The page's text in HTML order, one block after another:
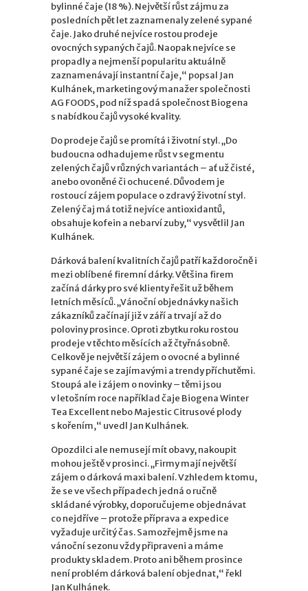
bylinné čaje (18 %). Největší růst zájmu za
posledních pět let zaznamenaly zelené sypané
čaje. Jako druhé nejvíce rostou prodeje
ovocných sypaných čajů. Naopak nejvíce se
propadly a nejmenší popularitu aktuálně
zaznamenávají instantní čaje,“ popsal Jan
Kulhánek, marketingový manažer společnosti
AG FOODS, pod níž spadá společnost Biogena
s nabídkou čajů vysoké kvality.
Do prodeje čajů se promítá i životní styl. „Do
budoucna odhadujeme růst v segmentu
zelených čajů v různých variantách – ať už čisté,
anebo ovoněné či ochucené. Důvodem je
rostoucí zájem populace o zdravý životní styl.
Zelený čaj má totiž nejvíce antioxidantů,
obsahuje kofein a nebarví zuby,“ vysvětlil Jan
Kulhánek.
Dárková balení kvalitních čajů patří každoročně i
mezi oblíbené firemní dárky. Většina firem
začíná dárky pro své klienty řešit už během
letních měsíců. „Vánoční objednávky našich
zákazníků začínají již v září a trvají až do
poloviny prosince. Oproti zbytku roku rostou
prodeje v těchto měsících až čtyřnásobně.
Celkově je největší zájem o ovocné a bylinné
sypané čaje se zajímavými a trendy příchutěmi.
Stoupá ale i zájem o novinky – těmi jsou
v letošním roce například čaje Biogena Winter
Tea Excellent nebo Majestic Citrusové plody
s kořením,“ uvedl Jan Kulhánek.
Opozdilci ale nemusejí mít obavy, nakoupit
mohou ještě v prosinci. „Firmy mají největší
zájem o dárková maxi balení. Vzhledem k tomu,
že se ve všech případech jedná o ručně
skládané výrobky, doporučujeme objednávat
co nejdříve – protože příprava a expedice
vyžaduje určitý čas. Samozřejmě jsme na
vánoční sezonu vždy připraveni a máme
produkty skladem. Proto ani během prosince
není problém dárková balení objednat,“ řekl
Jan Kulhánek.